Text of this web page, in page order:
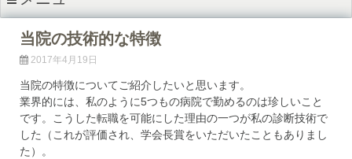
当院の技術的な特徴
2017年4月19日
当院の特徴についてご紹介したいと思います。
業界的には、私のように5つもの病院で勤めるのは珍しいこと
です。こうした転職を可能にした理由の一つが私の診断技術で
した（これが評価され、学会長賞をいただいたこともありまし
た）。